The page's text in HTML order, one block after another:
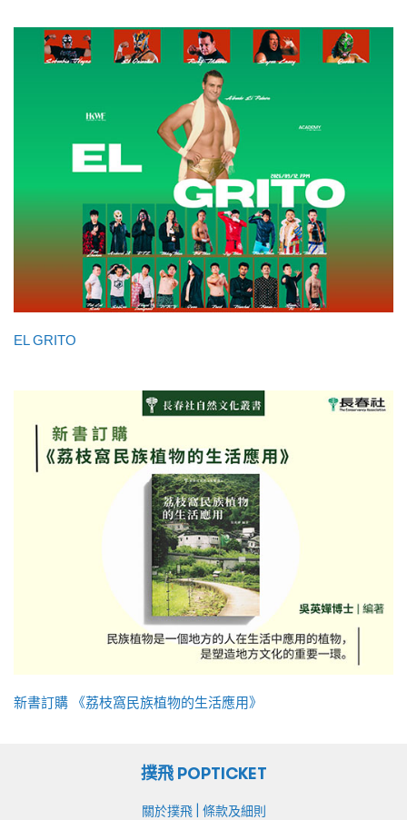
EL GRITO
新書訂購 《荔枝窩民族植物的生活應用》
撲飛 POPTICKET
關於撲飛| 條款及細則